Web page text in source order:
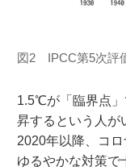
図2 IPCC第5次評
1.5℃が「臨界点」
昇するという人が
2020年以降、コ
ゆるやかな対策で